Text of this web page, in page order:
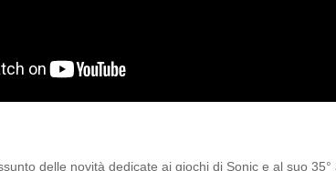
delle novità dedicate ai giochi di Sonic e al suo